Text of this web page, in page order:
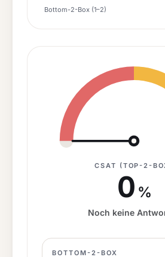
Bottom-2-Box (1–2)
CSAT (TOP-2-
0 %
Noch keine
BOTTOM-2-BOX